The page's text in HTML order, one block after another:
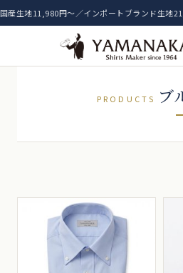
国産生地11,980円〜／インポートブランド生地
PRODUCTS ブ